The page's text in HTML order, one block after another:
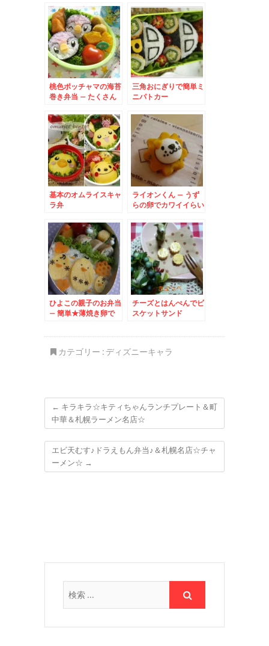
桃色ポッチャマの海苔
巻き弁当 – たくさん
三角おにぎりで簡単ミ
ニパトカー
基本のオムライスキャ
ラ弁
ライオンくん – うず
らの卵でカワイイらい
ひよこの親子のお弁当
– 簡単★薄焼き卵で
チーズとはんぺんでビ
スケットサンド
カテゴリー : ディズニーキャラ
← キラキラ☆キティちゃんランチプレート＆町
中華＆札幌ラーメン名店☆
エビ天むす♪ドラえもん弁当♪＆札幌名店☆チャ
ーメン☆ →